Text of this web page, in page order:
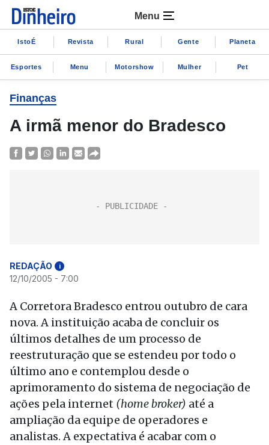
Menu
IstoÉ Revista Rural Gente Planeta
Esportes Menu Motorshow Mulher Pet
Finanças
A irmã menor do Bradesco
REDAÇÃO i
12/10/2005 - 7:00
A Corretora Bradesco entrou outubro de cara
nova. A instituição acaba de concluir os
últimos detalhes de um processo de
reestruturação que se estendeu por todo o
último ano e contemplou desde o
aprimoramento do sistema de negociação de
ações pela internet (home broker) até a
ampliação da equipe de operadores e
analistas. A expectativa é acabar com o